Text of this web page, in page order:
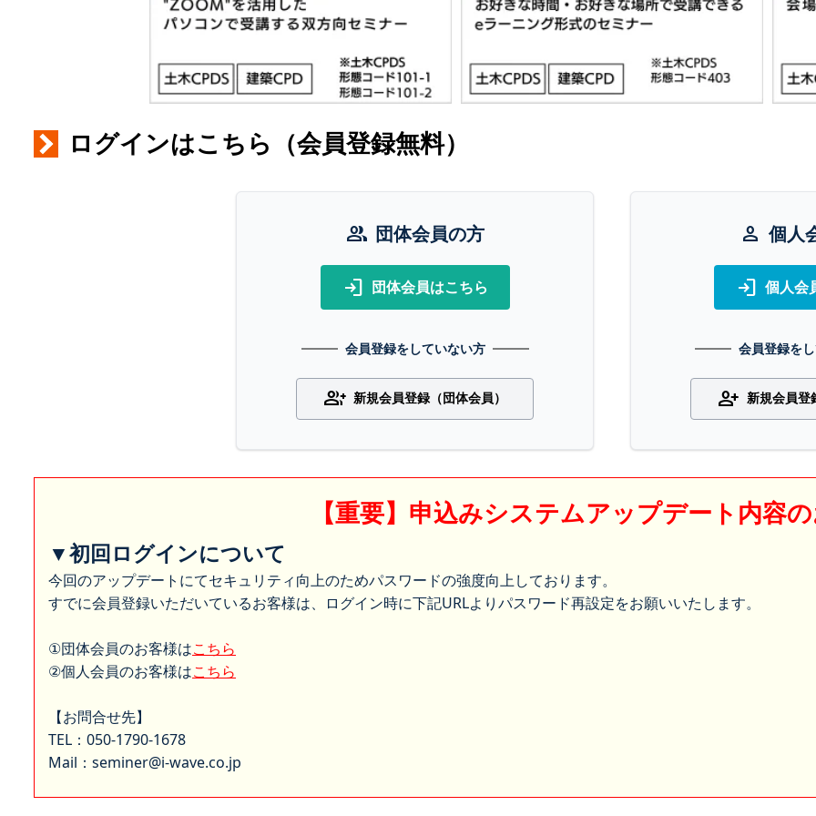
ログインはこちら（会員登録無料）
group 団体会員の方
login 団体会員はこちら
会員登録をしていない方
group_add 新規会員登録（団体会員）
person 個人
login 個人会
会員登録を
person_add 新規会員登
【重要】申込みシステムアップデート内容
▼初回ログインについて
今回のアップデートにてセキュリティ向上のためパスワードの強度向上しております。
すでに会員登録いただいているお客様は、ログイン時に下記URLよりパスワード再設定をお願いいたします。
①団体会員のお客様はこちら
②個人会員のお客様はこちら
【お問合せ先】
TEL：050-1790-1678
Mail：seminer@i-wave.co.jp